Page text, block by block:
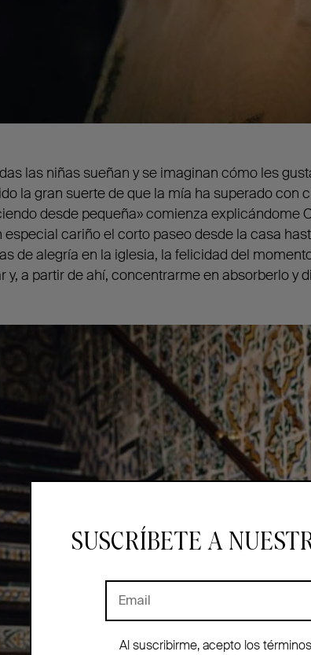
las niñas sueñan y se imaginan cómo les
la gran suerte de que la mía ha superado con
desde pequeña» comienza explicándome
especial cariño el corto paseo desde la casa
de alegría en la iglesia, la felicidad del
y, a partir de ahí, concentrarme en absorberlo y
SUSCRÍBETE A
Al suscribirme, acepto los